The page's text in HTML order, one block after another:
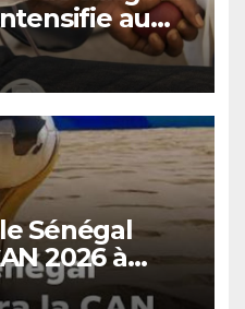
au
Sénégal
2026 à